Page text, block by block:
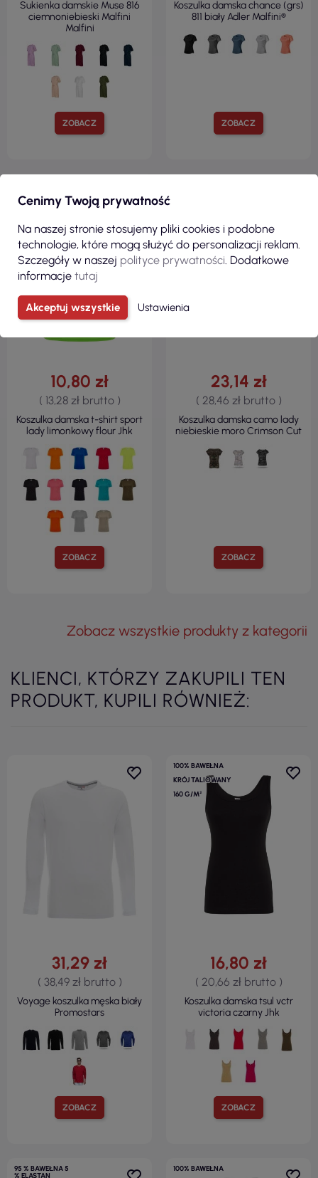
ZOBACZ
Sukienka damskie Muse 816
ciemnoniebieski Malfini
Malfini
ZOBACZ
Koszulka damska chance (grs)
811 biały Adler Malfini®
KRÓJ TALIOWANY
ZOBACZ
10,80 zł
( 13,28 zł brutto )
Koszulka damska t-shirt sport
lady limonkowy flour Jhk
ZOBACZ
23,14 zł
( 28,46 zł brutto )
Koszulka damska camo lady
niebieskie moro Crimson Cut
Zobacz wszystkie produkty z kategorii
KLIENCI, KTÓRZY ZAKUPILI TEN
PRODUKT, KUPILI RÓWNIEŻ:
ZOBACZ
31,29 zł
( 38,49 zł brutto )
Voyage koszulka męska biały
Promostars
100% BAWEŁNA
KRÓJ TALIOWANY
160 G/M²
ZOBACZ
16,80 zł
( 20,66 zł brutto )
Koszulka damska tsul vctr
victoria czarny Jhk
95 % BAWEŁNA 5
% ELASTAN
100% BAWEŁNA
Cenimy Twoją prywatność
Na naszej stronie stosujemy pliki cookies i podobne
technologie, które mogą służyć do personalizacji reklam.
Szczegóły w naszej polityce prywatności . Dodatkowe
informacje tutaj
Akceptuj wszystkie Ustawienia